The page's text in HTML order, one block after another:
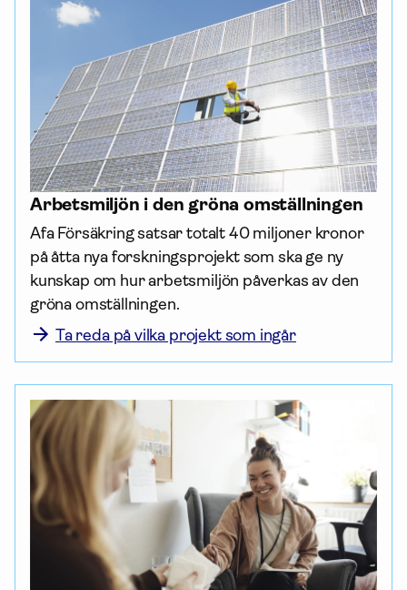
Arbetsmiljön i den gröna omställningen
Afa För­säkring satsar totalt 40 miljoner kronor
på åtta nya forsknings­projekt som ska ge ny
kunskap om hur arbetsmiljön påverkas av den
gröna omställningen.
Ta reda på vilka projekt som ingår